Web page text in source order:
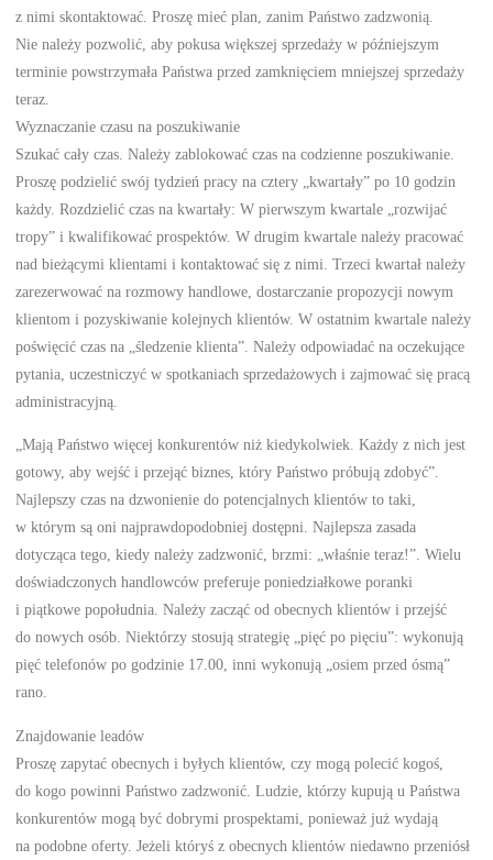
z nimi skontaktować. Proszę mieć plan, zanim Państwo zadzwonią.
Nie należy pozwolić, aby pokusa większej sprzedaży w późniejszym
terminie powstrzymała Państwa przed zamknięciem mniejszej sprzedaży
teraz.
Wyznaczanie czasu na poszukiwanie
Szukać cały czas. Należy zablokować czas na codzienne poszukiwanie.
Proszę podzielić swój tydzień pracy na cztery „kwartały” po 10 godzin
każdy. Rozdzielić czas na kwartały: W pierwszym kwartale „rozwijać
tropy” i kwalifikować prospektów. W drugim kwartale należy pracować
nad bieżącymi klientami i kontaktować się z nimi. Trzeci kwartał należy
zarezerwować na rozmowy handlowe, dostarczanie propozycji nowym
klientom i pozyskiwanie kolejnych klientów. W ostatnim kwartale należy
poświęcić czas na „śledzenie klienta”. Należy odpowiadać na oczekujące
pytania, uczestniczyć w spotkaniach sprzedażowych i zajmować się pracą
administracyjną.
„Mają Państwo więcej konkurentów niż kiedykolwiek. Każdy z nich jest
gotowy, aby wejść i przejąć biznes, który Państwo próbują zdobyć”.
Najlepszy czas na dzwonienie do potencjalnych klientów to taki,
w którym są oni najprawdopodobniej dostępni. Najlepsza zasada
dotycząca tego, kiedy należy zadzwonić, brzmi: „właśnie teraz!”. Wielu
doświadczonych handlowców preferuje poniedziałkowe poranki
i piątkowe popołudnia. Należy zacząć od obecnych klientów i przejść
do nowych osób. Niektórzy stosują strategię „pięć po pięciu”: wykonują
pięć telefonów po godzinie 17.00, inni wykonują „osiem przed ósmą”
rano.
Znajdowanie leadów
Proszę zapytać obecnych i byłych klientów, czy mogą polecić kogoś,
do kogo powinni Państwo zadzwonić. Ludzie, którzy kupują u Państwa
konkurentów mogą być dobrymi prospektami, ponieważ już wydają
na podobne oferty. Jeżeli któryś z obecnych klientów niedawno przeniósł